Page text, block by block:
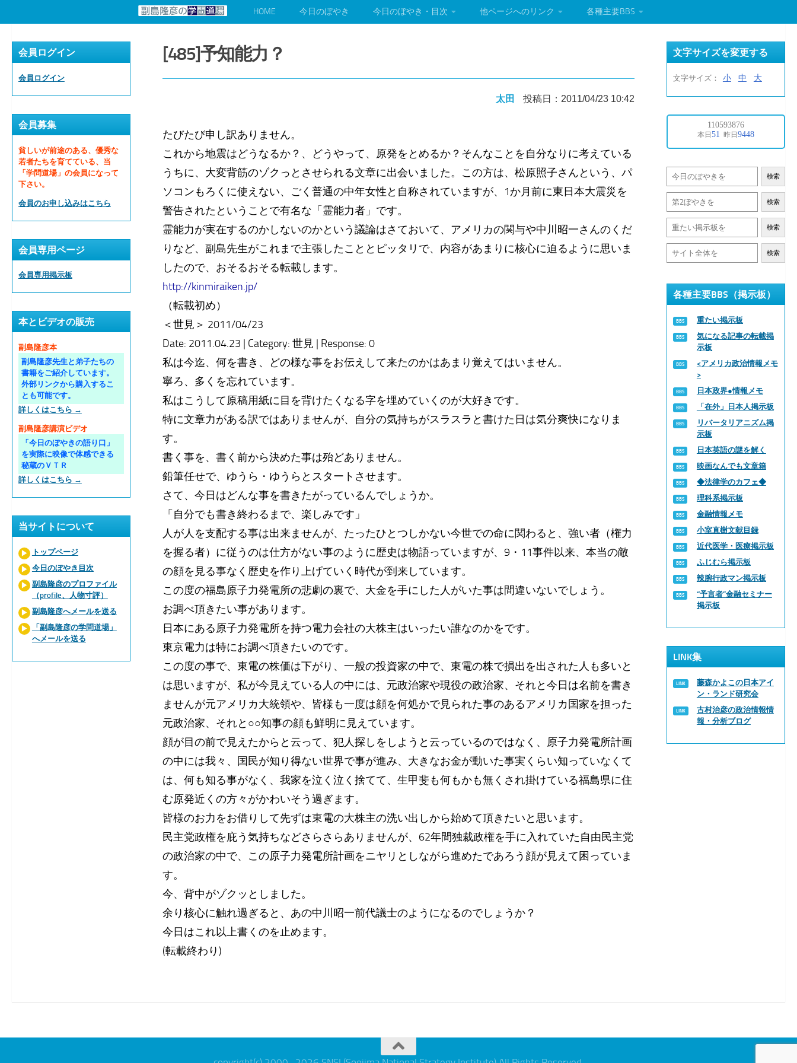
HOME 今日のぼやき 今日のぼやき・目次 他ページへのリンク 各種主要BBS
[485]予知能力？
太田 投稿日：2011/04/23 10:42
たびたび申し訳ありません。
これから地震はどうなるか？、どうやって、原発をとめるか？そんなことを自分なりに考えている
うちに、大変背筋のゾクっとさせられる文章に出会いました。この方は、松原照子さんという、パ
ソコンもろくに使えない、ごく普通の中年女性と自称されていますが、1か月前に東日本大震災を
警告されたということで有名な「霊能力者」です。
霊能力が実在するのかしないのかという議論はさておいて、アメリカの関与や中川昭一さんのくだ
りなど、副島先生がこれまで主張したこととピッタリで、内容があまりに核心に迫るように思いま
したので、おそるおそる転載します。
http://kinmiraiken.jp/
（転載初め）
＜世見＞ 2011/04/23
Date: 2011.04.23 | Category: 世見 | Response: 0
私は今迄、何を書き、どの様な事をお伝えして来たのかはあまり覚えてはいません。
寧ろ、多くを忘れています。
私はこうして原稿用紙に目を背けたくなる字を埋めていくのが大好きです。
特に文章力がある訳ではありませんが、自分の気持ちがスラスラと書けた日は気分爽快になりま
す。
書く事を、書く前から決めた事は殆どありません。
鉛筆任せで、ゆうら・ゆうらとスタートさせます。
さて、今日はどんな事を書きたがっているんでしょうか。
「自分でも書き終わるまで、楽しみです」
人が人を支配する事は出来ませんが、たったひとつしかない今世での命に関わると、強い者（権力
を握る者）に従うのは仕方がない事のように歴史は物語っていますが、9・11事件以来、本当の敵
の顔を見る事なく歴史を作り上げていく時代が到来しています。
この度の福島原子力発電所の悲劇の裏で、大金を手にした人がいた事は間違いないでしょう。
お調べ頂きたい事があります。
日本にある原子力発電所を持つ電力会社の大株主はいったい誰なのかをです。
東京電力は特にお調べ頂きたいのです。
この度の事で、東電の株価は下がり、一般の投資家の中で、東電の株で損出を出された人も多いと
は思いますが、私が今見えている人の中には、元政治家や現役の政治家、それと今日は名前を書き
ませんが元アメリカ大統領や、皆様も一度は顔を何処かで見られた事のあるアメリカ国家を担った
元政治家、それと○○知事の顔も鮮明に見えています。
顔が目の前で見えたからと云って、犯人探しをしようと云っているのではなく、原子力発電所計画
の中には我々、国民が知り得ない世界で事が進み、大きなお金が動いた事実くらい知っていなくて
は、何も知る事がなく、我家を泣く泣く捨てて、生甲斐も何もかも無くされ掛けている福島県に住
む原発近くの方々がかわいそう過ぎます。
皆様のお力をお借りして先ずは東電の大株主の洗い出しから始めて頂きたいと思います。
民主党政権を庇う気持ちなどさらさらありませんが、62年間独裁政権を手に入れていた自由民主党
の政治家の中で、この原子力発電所計画をニヤリとしながら進めたであろう顔が見えて困っていま
す。
今、背中がゾクッとしました。
余り核心に触れ過ぎると、あの中川昭一前代議士のようになるのでしょうか？
今日はこれ以上書くのを止めます。
(転載終わり)
会員ログイン
会員ログイン
会員募集
貧しいが前途のある、優秀な
若者たちを育てている、当
「学問道場」の会員になって
下さい。
会員のお申し込みはこちら
会員専用ページ
会員専用掲示板
本とビデオの販売
副島隆彦本
副島隆彦先生と弟子たちの
書籍をご紹介しています。
外部リンクから購入するこ
とも可能です。
詳しくはこちら →
副島隆彦講演ビデオ
「今日のぼやきの語り口」
を実際に映像で体感できる
秘蔵のＶＴＲ
詳しくはこちら →
当サイトについて
トップページ
今日のぼやき目次
副島隆彦のプロファイル
（profile、人物寸評）
副島隆彦へメールを送る
「副島隆彦の学問道場」
へメールを送る
文字サイズを変更する
文字サイズ： 小 中 大
検索
検索
検索
検索
各種主要BBS（掲示板）
重たい掲示板
気になる記事の転載掲
示板
<アメリカ政治情報メモ
>
日本政界●情報メモ
「在外」日本人掲示板
リバータリアニズム掲
示板
日本英語の謎を解く
映画なんでも文章箱
◆法律学のカフェ◆
理科系掲示板
金融情報メモ
小室直樹文献目録
近代医学・医療掲示板
ふじむら掲示板
辣腕行政マン掲示板
“予言者”金融セミナー
掲示板
LINK集
藤森かよこの日本アイ
ン・ランド研究会
古村治彦の政治情報情
報・分析ブログ